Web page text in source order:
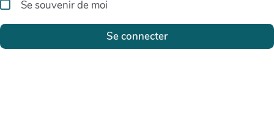
Se souvenir de moi
Se connecter